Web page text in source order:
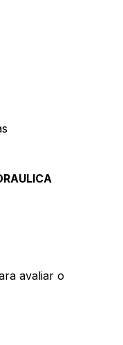
avaliar o